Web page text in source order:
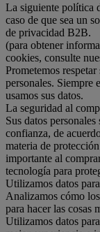
La siguiente política
caso de que sea un
de privacidad B2B.
(para obtener
cookies, consulte
Prometemos
personales. Siempre
usamos sus datos.
La seguridad al
Sus datos
confianza, de
materia de
importante al
tecnología para
Utilizamos datos
Analizamos cómo
para hacer las cosas
Utilizamos datos